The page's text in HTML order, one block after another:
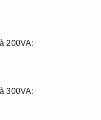
200VA:
300VA: